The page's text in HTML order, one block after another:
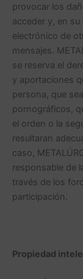
provocar los
acceder y, en
electrónico de
mensajes.
se reserva el
y aportaciones
persona, que
pornográficos,
el orden o la
resultaran
caso,
responsable de
través de los
participación.
Propiedad